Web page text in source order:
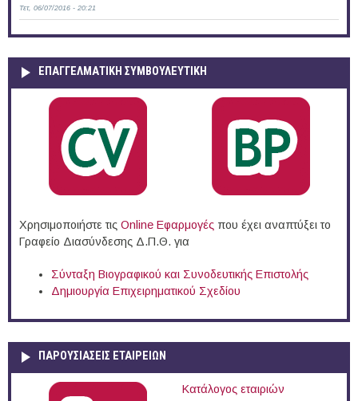
Τετ, 06/07/2016 - 20:21
ΕΠΑΓΓΕΛΜΑΤΙΚΉ ΣΥΜΒΟΥΛΕΥΤΙΚΉ
Χρησιμοποιήστε τις Online Eφαρμογές που έχει αναπτύξει το
Γραφείο Διασύνδεσης Δ.Π.Θ. για
Σύνταξη Βιογραφικού και Συνοδευτικής Επιστολής
Δημιουργία Επιχειρηματικού Σχεδίου
ΠΑΡΟΥΣΙΆΣΕΙΣ ΕΤΑΙΡΕΙΏΝ
Κατάλογος εταιριών